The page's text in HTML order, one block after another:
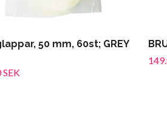
50 mm, 60st; GREY
SEK